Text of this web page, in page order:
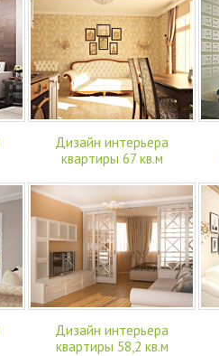
Дизайн интерьера
квартиры 67 кв.м
Дизайн интерьера
квартиры 58,2 кв.м